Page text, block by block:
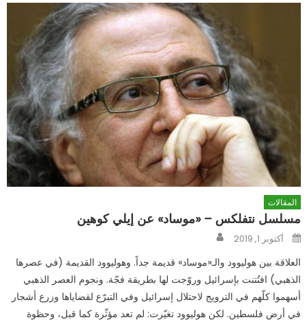
المقالات
مسلسل نتفلكس – «موساد» عن إيلي كوهين
Posted
onأكتوبر 1, 2019
العلاقة بين هوليوود والـ«موساد» قديمة جداً. وهوليوود القديمة (في عصرها
الذهبي) افتُتنت بإسرائيل وروّجت لها بطريقة فجّة. ونجوم العصر الذهبي
أسهموا كلّهم في الترويج لاحتلال إسرائيل وفي التبرّع لقضاياها وزرع أشجار
في أرض فلسطين. لكن هوليوود تغيّرت: لم تعد مؤثّرة كما قبل، وحظوة